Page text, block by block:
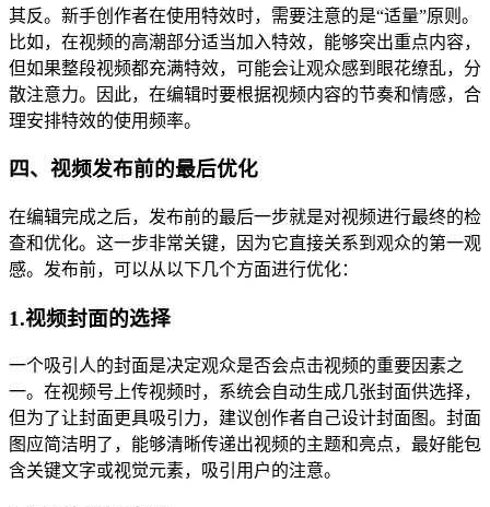
其反。新手创作者在使用特效时，需要注意的是“适量”原则。
比如，在视频的高潮部分适当加入特效，能够突出重点内容，
但如果整段视频都充满特效，可能会让观众感到眼花缭乱，分
散注意力。因此，在编辑时要根据视频内容的节奏和情感，合
理安排特效的使用频率。
四、视频发布前的最后优化
在编辑完成之后，发布前的最后一步就是对视频进行最终的检
查和优化。这一步非常关键，因为它直接关系到观众的第一观
感。发布前，可以从以下几个方面进行优化：
1.视频封面的选择
一个吸引人的封面是决定观众是否会点击视频的重要因素之
一。在视频号上传视频时，系统会自动生成几张封面供选择，
但为了让封面更具吸引力，建议创作者自己设计封面图。封面
图应简洁明了，能够清晰传递出视频的主题和亮点，最好能包
含关键文字或视觉元素，吸引用户的注意。